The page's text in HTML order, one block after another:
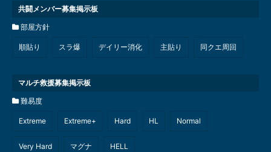
共闘メンバー募集掲示板
部屋方針
順貼り スラ爆 デイリー消化 主貼り 同クエ周回
マルチ救援募集掲示板
難易度
Extreme Extreme+ Hard HL Normal
Very Hard マグナ HELL